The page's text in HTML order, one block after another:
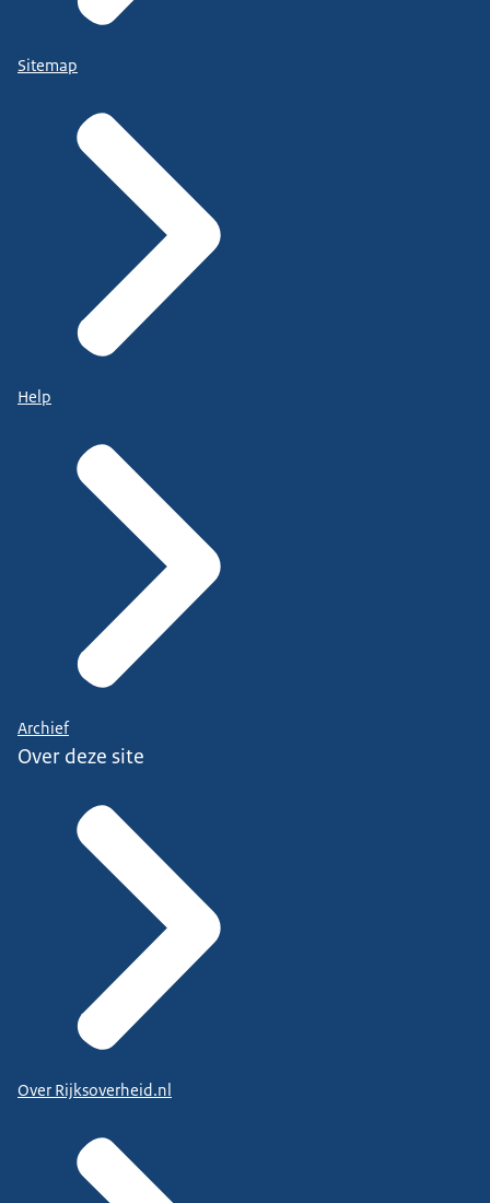
Sitemap
Help
Archief
Over deze site
Over Rijksoverheid.nl